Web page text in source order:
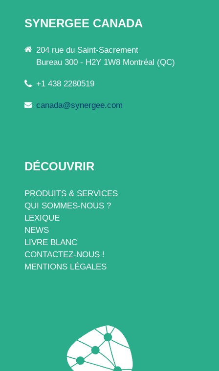
SYNERGEE CANADA
204 rue du Saint-Sacrement
Bureau 300 - H2Y 1W8 Montréal (QC)
+1 438 2280519
canada@synergee.com
DÉCOUVRIR
PRODUITS & SERVICES
QUI SOMMES-NOUS ?
LEXIQUE
NEWS
LIVRE BLANC
CONTACTEZ-NOUS !
MENTIONS LÉGALES